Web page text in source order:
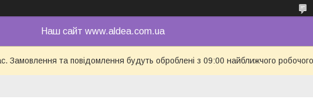
Наш сайт www.aldea.com.ua
Замовлення та повідомлення будуть оброблені з 09:00 найближчого